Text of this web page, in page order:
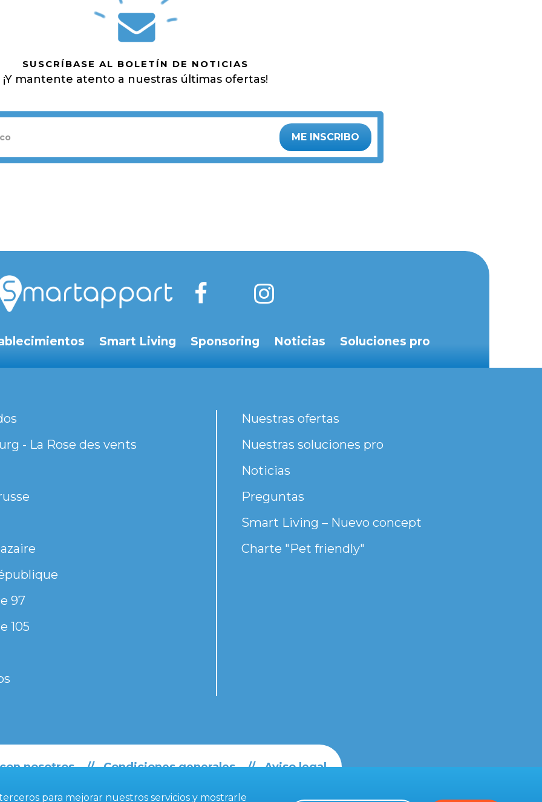
SUSCRÍBASE AL BOLETÍN DE NOTICIAS
¡Y mantente atento a nuestras últimas ofertas!
ME INSCRIBO
Smart Living Sponsoring Noticias Soluciones pro
- La Rose des vents
97
105
Nuestras ofertas
Nuestras soluciones pro
Noticias
Preguntas
Smart Living – Nuevo concept
Charte "Pet friendly"
nosotros Condiciones generales Aviso legal
para mejorar nuestros servicios y mostrarle